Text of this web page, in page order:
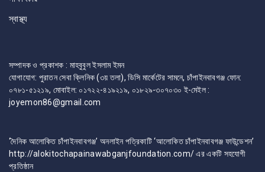
স্বাস্থ্য
সম্পাদক ও প্রকাশক : মাহবুবুল ইসলাম ইমন
যোগাযোগ: পুরাতন সেবা ক্লিনিক (৩য় তলা), ডিসি মার্কেটের সামনে, চাঁপাইনবাবগঞ্জ ফোন:
০৭৮১-৫১২১৯, মোবাইল: ০১৭২২-৪১৯২১৯, ০১৮২৯-৩০৭০৩০ ই-মেইল :
joyemon86@gmail.com
‘দৈনিক আলোকিত চাঁপাইনবাবগঞ্জ’ অনলাইন পত্রিকাটি ‘আলোকিত চাঁপাইনবাবগঞ্জ ফাউন্ডেশন’
http://alokitochapainawabganjfoundation.com/ এর একটি সহযোগী
প্রতিষ্ঠান